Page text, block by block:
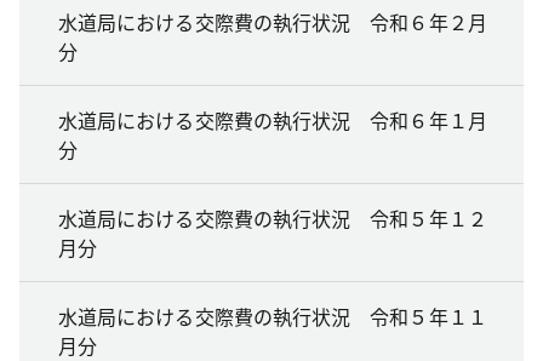
水道局における交際費の執行状況 令和６年２月
分
水道局における交際費の執行状況 令和６年１月
分
水道局における交際費の執行状況 令和５年１２
月分
水道局における交際費の執行状況 令和５年１１
月分